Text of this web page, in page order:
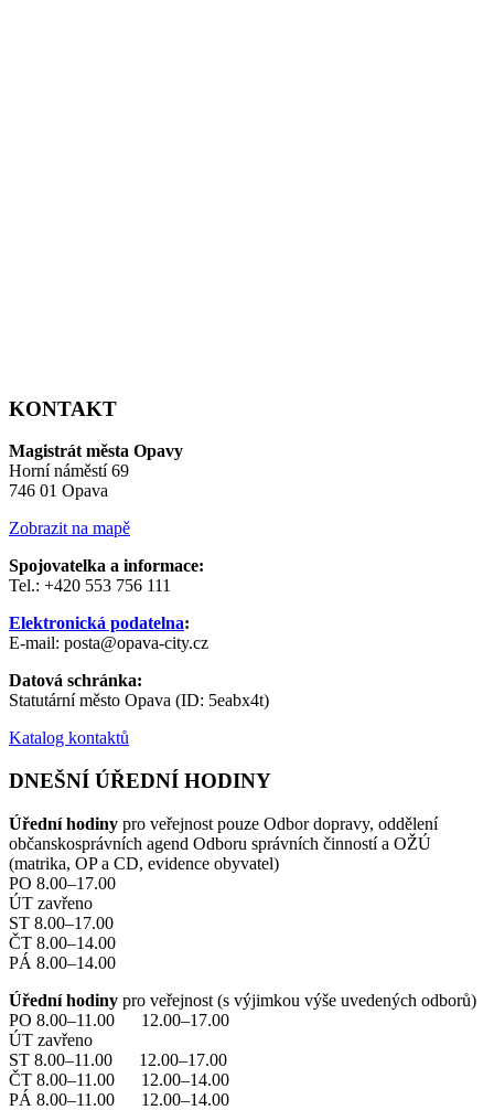
KONTAKT
Magistrát města Opavy
Horní náměstí 69
746 01 Opava
Zobrazit na mapě
Spojovatelka a informace:
Tel.: +420 553 756 111
Elektronická podatelna:
E-mail: posta@opava-city.cz
Datová schránka:
Statutární město Opava (ID: 5eabx4t)
Katalog kontaktů
DNEŠNÍ ÚŘEDNÍ HODINY
Úřední hodiny pro veřejnost pouze Odbor dopravy, oddělení
občanskosprávních agend Odboru správních činností a OŽÚ
(matrika, OP a CD, evidence obyvatel)
PO 8.00–17.00
ÚT zavřeno
ST 8.00–17.00
ČT 8.00–14.00
PÁ 8.00–14.00
Úřední hodiny pro veřejnost (s výjimkou výše uvedených odborů)
PO 8.00–11.00 12.00–17.00
ÚT zavřeno
ST 8.00–11.00 12.00–17.00
ČT 8.00–11.00 12.00–14.00
PÁ 8.00–11.00 12.00–14.00